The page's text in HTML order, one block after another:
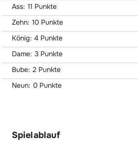
Ass: 11 Punkte
Zehn: 10 Punkte
König: 4 Punkte
Dame: 3 Punkte
Bube: 2 Punkte
Neun: 0 Punkte
Spielablauf